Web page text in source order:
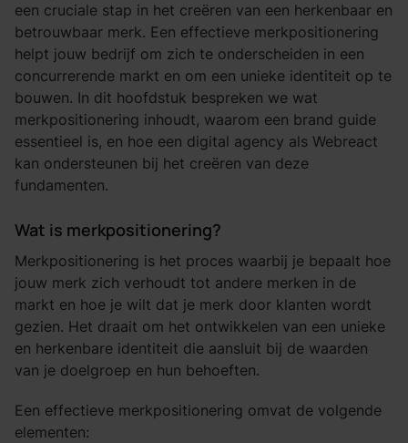
een cruciale stap in het creëren van een herkenbaar en
betrouwbaar merk. Een effectieve merkpositionering
helpt jouw bedrijf om zich te onderscheiden in een
concurrerende markt en om een unieke identiteit op te
bouwen. In dit hoofdstuk bespreken we wat
merkpositionering inhoudt, waarom een brand guide
essentieel is, en hoe een digital agency als Webreact
kan ondersteunen bij het creëren van deze
fundamenten.
Wat is merkpositionering?
Merkpositionering is het proces waarbij je bepaalt hoe
jouw merk zich verhoudt tot andere merken in de
markt en hoe je wilt dat je merk door klanten wordt
gezien. Het draait om het ontwikkelen van een unieke
en herkenbare identiteit die aansluit bij de waarden
van je doelgroep en hun behoeften.
Een effectieve merkpositionering omvat de volgende
elementen: